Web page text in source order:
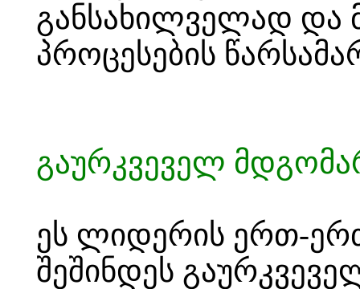
განსახილველად და
პროცესების
გაურკვეველ
ეს ლიდერის ერთ-
შეშინდეს